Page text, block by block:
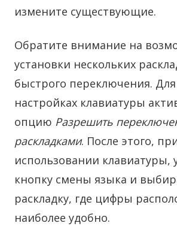
измените существующие.
Обратите внимание на
установки нескольких
быстрого переключения. Для
настройках клавиатуры
опцию Разрешить
раскладками. После этого,
использовании клавиатуры,
кнопку смены языка и
раскладку, где цифры
наиболее удобно.